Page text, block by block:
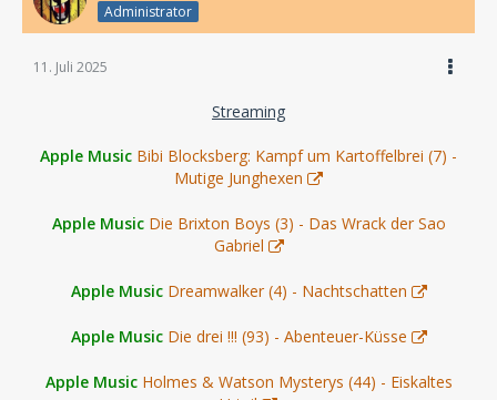
Administrator
11. Juli 2025
Streaming
Apple Music Bibi Blocksberg: Kampf um Kartoffelbrei (7) -
Mutige Junghexen
Apple Music Die Brixton Boys (3) - Das Wrack der Sao
Gabriel
Apple Music Dreamwalker (4) - Nachtschatten
Apple Music Die drei !!! (93) - Abenteuer-Küsse
Apple Music Holmes & Watson Mysterys (44) - Eiskaltes